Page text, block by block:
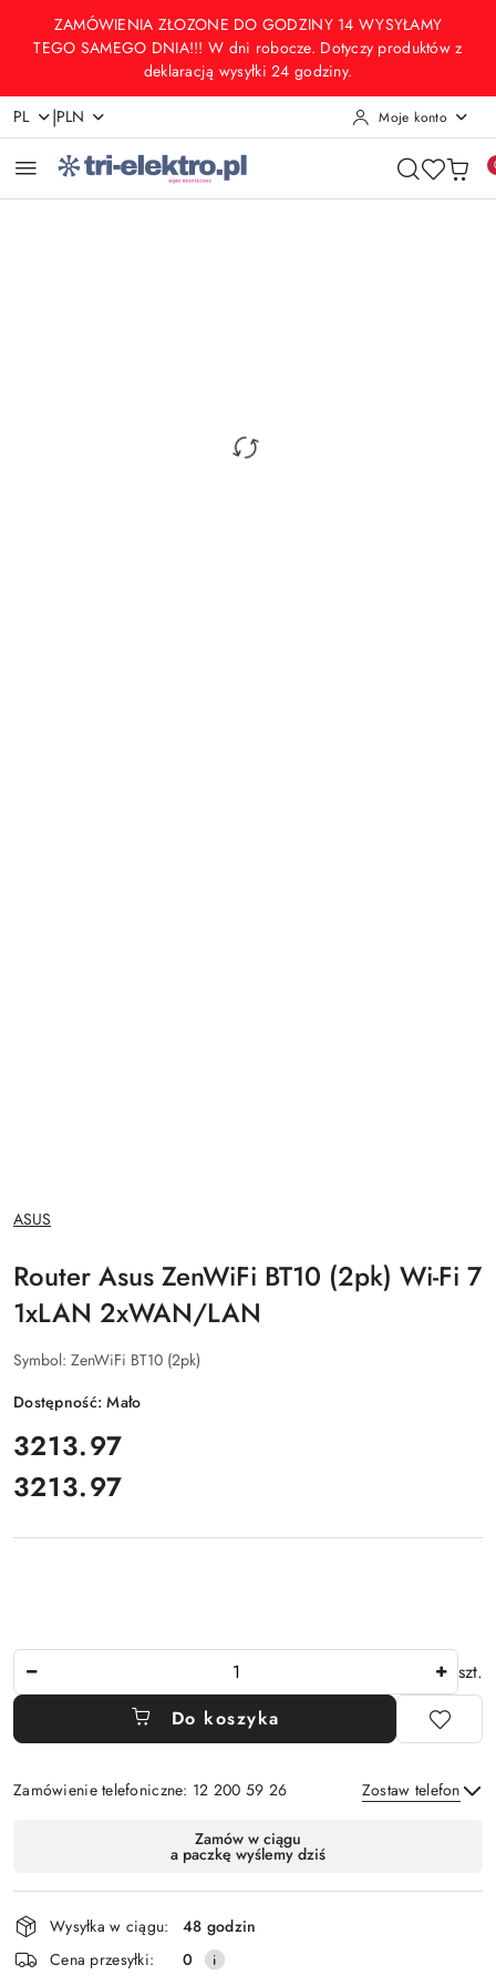
Przejdź do treści głównej
Przejdź do wyszukiwarki
Przejdź do moje konto
Przejdź do menu głównego
Przejdź do opisu produktu
Przejdź do stopki
ZAMÓWIENIA ZŁOZONE DO GODZINY 14 WYSYŁAMY
TEGO SAMEGO DNIA!!! W dni robocze. Dotyczy produktów z
deklaracją wysyłki 24 godziny.
PL |PLN Moje konto
NAZWA
PRODUCENTA:
ASUS
Router Asus ZenWiFi BT10 (2pk) Wi-Fi 7
1xLAN 2xWAN/LAN
Symbol: ZenWiFi BT10 (2pk)
Dostępność:Mało
cena:
3213.97
Cena:
3213.97
szt.
Do koszyka
Zamówienie telefoniczne: 12 200 59 26 Zostaw telefon
Wyślij
dostawa
Zamów w ciągu
a paczkę wyślemy dziś
Wysyłka w ciągu:
48 godzin
Cena przesyłki:
0